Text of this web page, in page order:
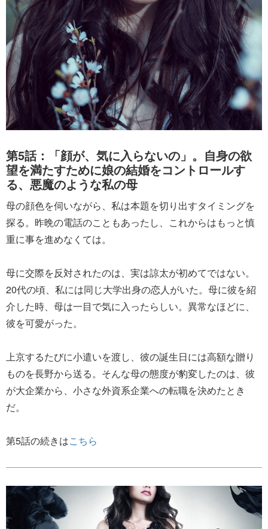
第5話：「顔が、気に入らないの」。自身の欲
望を満たすために娘の結婚をコントロールす
る、悪魔のような私の母
母の顔色を伺いながら、私は本題を切り出すタイミングを
探る。昨晩の電話のこともあったし、これからはもっと慎
重に事を進めなくては。
母に交際を反対されたのは、実は諒太が初めてではない。
20代の頃、私には同じ大学出身の恋人がいた。母に彼を紹
介した時、母は一目で気に入ったらしい。異常なほどに、
彼を可愛がった。
上京するたびに小遣いを渡し、彼の誕生日には高額な贈り
ものを長野から送る。そんな母の態度が豹変したのは、彼
が大企業から、小さな外資系企業への転職を決めたとき
だ。
第5話の続きはこちら